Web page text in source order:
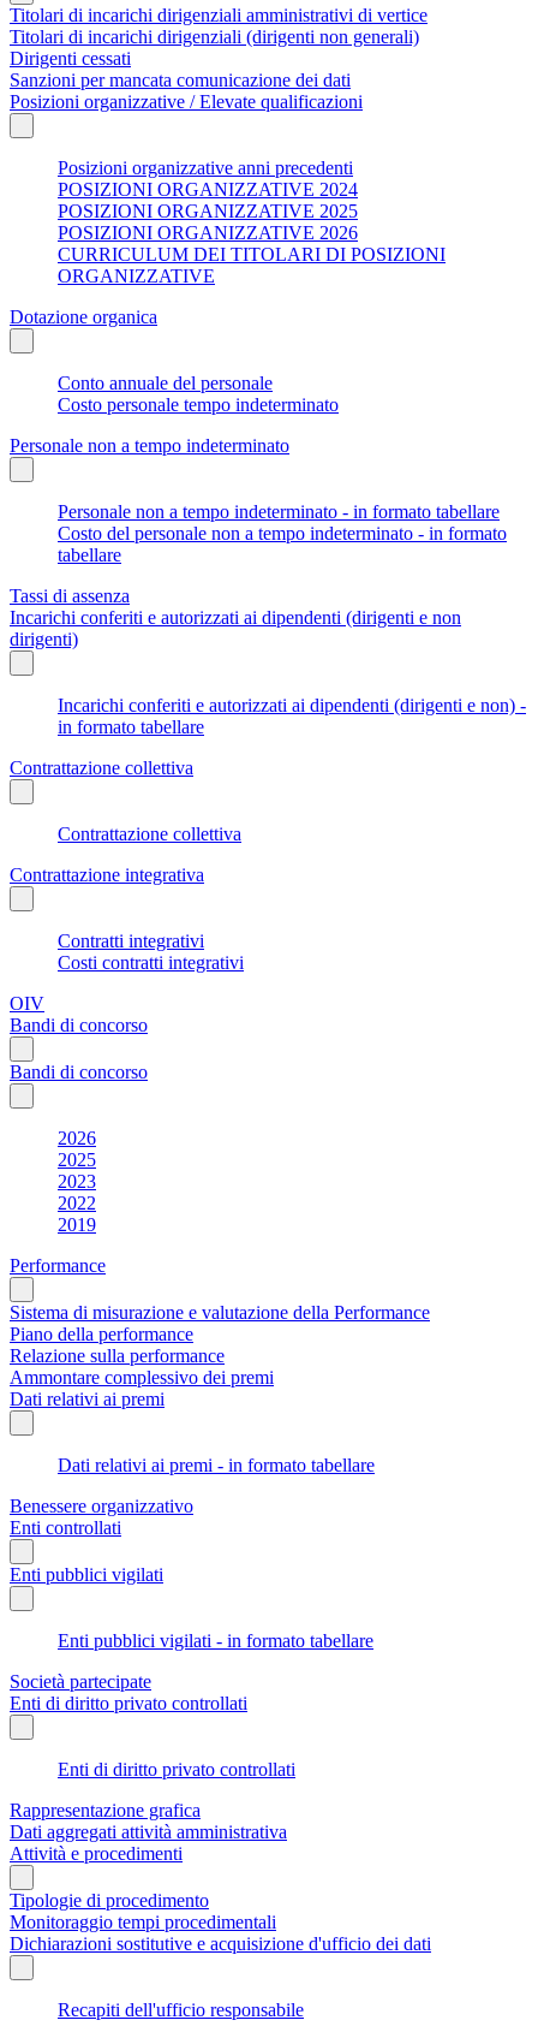
Titolari di incarichi dirigenziali amministrativi di vertice
Titolari di incarichi dirigenziali (dirigenti non generali)
Dirigenti cessati
Sanzioni per mancata comunicazione dei dati
Posizioni organizzative / Elevate qualificazioni
Posizioni organizzative anni precedenti
POSIZIONI ORGANIZZATIVE 2024
POSIZIONI ORGANIZZATIVE 2025
POSIZIONI ORGANIZZATIVE 2026
CURRICULUM DEI TITOLARI DI POSIZIONI
ORGANIZZATIVE
Dotazione organica
Conto annuale del personale
Costo personale tempo indeterminato
Personale non a tempo indeterminato
Personale non a tempo indeterminato - in formato tabellare
Costo del personale non a tempo indeterminato - in formato
tabellare
Tassi di assenza
Incarichi conferiti e autorizzati ai dipendenti (dirigenti e non
dirigenti)
Incarichi conferiti e autorizzati ai dipendenti (dirigenti e non) -
in formato tabellare
Contrattazione collettiva
Contrattazione collettiva
Contrattazione integrativa
Contratti integrativi
Costi contratti integrativi
OIV
Bandi di concorso
Bandi di concorso
2026
2025
2023
2022
2019
Performance
Sistema di misurazione e valutazione della Performance
Piano della performance
Relazione sulla performance
Ammontare complessivo dei premi
Dati relativi ai premi
Dati relativi ai premi - in formato tabellare
Benessere organizzativo
Enti controllati
Enti pubblici vigilati
Enti pubblici vigilati - in formato tabellare
Società partecipate
Enti di diritto privato controllati
Enti di diritto privato controllati
Rappresentazione grafica
Dati aggregati attività amministrativa
Attività e procedimenti
Tipologie di procedimento
Monitoraggio tempi procedimentali
Dichiarazioni sostitutive e acquisizione d'ufficio dei dati
Recapiti dell'ufficio responsabile